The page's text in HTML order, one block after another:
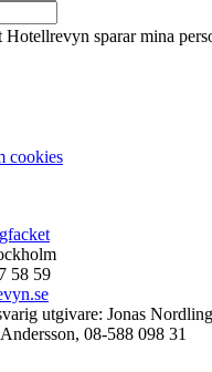
Hotellrevyn sparar mina
cookies
58 59
utgivare: Jonas
08-588 098 31